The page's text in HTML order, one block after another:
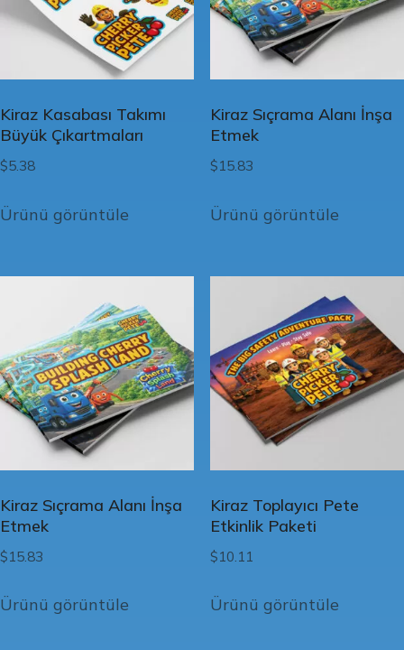
Kiraz Kasabası Takımı
Büyük Çıkartmaları
$5.38
Ürünü görüntüle
Kiraz Sıçrama Alanı İnşa
Etmek
$15.83
Ürünü görüntüle
Kiraz Sıçrama Alanı İnşa
Etmek
$15.83
Ürünü görüntüle
Kiraz Toplayıcı Pete
Etkinlik Paketi
$10.11
Ürünü görüntüle